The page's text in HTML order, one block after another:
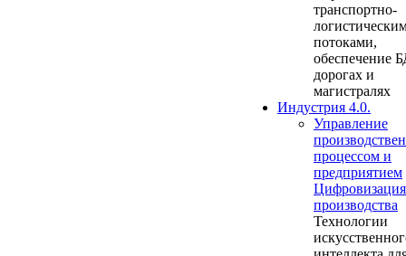
транспортно-
потоками,
обеспечение
дорогах и
магистралях
Индустрия 4.0.
Управление
процессом и
предприятием
Цифровизация
производства
Технологии